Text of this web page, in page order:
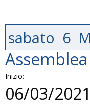
sabato 6
Inizio:
06/03/